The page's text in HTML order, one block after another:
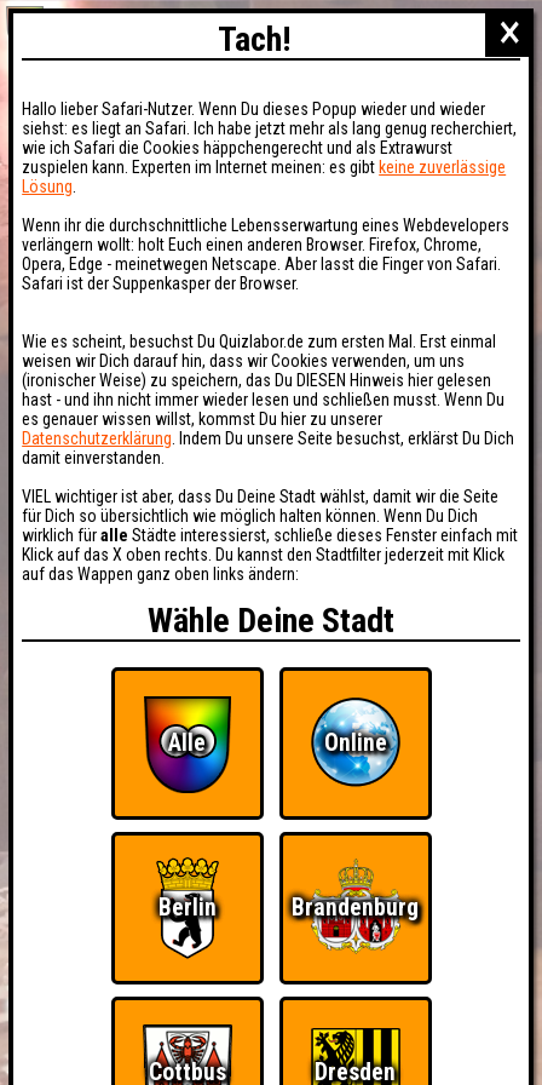
×
Tach!
Hallo lieber Safari-Nutzer. Wenn Du dieses Popup wieder und wieder
siehst: es liegt an Safari. Ich habe jetzt mehr als lang genug recherchiert,
wie ich Safari die Cookies häppchengerecht und als Extrawurst
zuspielen kann. Experten im Internet meinen: es gibt keine zuverlässige
Lösung
Wenn ihr die durchschnittliche Lebensserwartung eines Webdevelopers
verlängern wollt: holt Euch einen anderen Browser. Firefox, Chrome,
Opera, Edge - meinetwegen Netscape. Aber lasst die Finger von Safari.
Safari ist der Suppenkasper der Browser.
Wie es scheint, besuchst Du Quizlabor.de zum ersten Mal. Erst einmal
weisen wir Dich darauf hin, dass wir Cookies verwenden, um uns
(ironischer Weise) zu speichern, das Du DIESEN Hinweis hier gelesen
hast - und ihn nicht immer wieder lesen und schließen musst. Wenn Du
es genauer wissen willst, kommst Du hier zu unserer
Datenschutzerklärung . Indem Du unsere Seite besuchst, erklärst Du Dich
damit einverstanden.
VIEL wichtiger ist aber, dass Du Deine Stadt wählst, damit wir die Seite
für Dich so übersichtlich wie möglich halten können. Wenn Du Dich
wirklich füralle Städte interessierst, schließe dieses Fenster einfach mit
Klick auf das X oben rechts. Du kannst den Stadtfilter jederzeit mit Klick
auf das Wappen ganz oben links ändern:
Wähle Deine Stadt
Alle Online
Berlin Brandenburg
Cottbus Dresden